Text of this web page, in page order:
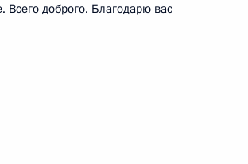
Всего доброго. Благодарю вас